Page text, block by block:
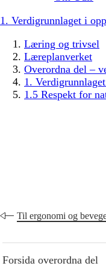
1. Verdigrunnlaget i
Læring og trivsel
Læreplanverket
Overordna del –
1.
1.5 Respekt for
Til ergonomi og
Forsida overordna del